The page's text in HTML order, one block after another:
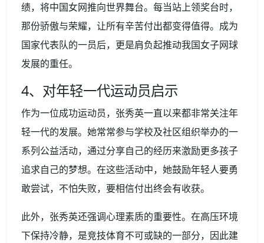
绩，将中国女网推向世界舞台。每当站上领奖台时，
那份骄傲与荣耀，让所有辛苦付出都变得值得。成为
国家代表队的一员后，更是肩负起推动我国女子网球
发展的重任。
4、对年轻一代运动员启示
作为一位成功运动员，张秀英一直以来都非常关注年
轻一代的发展。她常常参与学校及社区组织举办的一
系列公益活动，通过分享自己的经历来激励更多孩子
追求自己的梦想。在这些活动中，她鼓励年轻人要勇
敢尝试，不怕失败，要相信付出终会有收获。
此外，张秀英还强调心理素质的重要性。在高压环境
下保持冷静，是竞技体育不可或缺的一部分，因此建